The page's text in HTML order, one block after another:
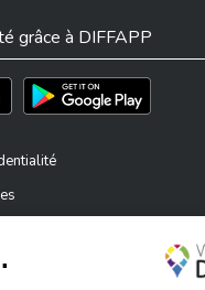
grâce à DIFFAPP
sur l'App Store
Téléchargez l'app sur